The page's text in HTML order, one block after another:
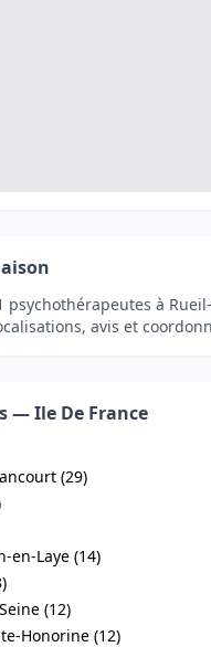
psychothérapeutes à
avis et
— Ile De France
(29)
en-Laye (14)
(12)
Honorine (12)